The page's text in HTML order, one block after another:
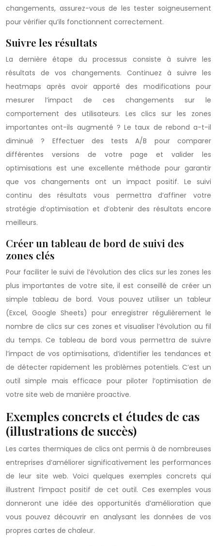
changements, assurez-vous de les tester soigneusement
pour vérifier qu’ils fonctionnent correctement.
Suivre les résultats
La dernière étape du processus consiste à suivre les
résultats de vos changements. Continuez à suivre les
heatmaps après avoir apporté des modifications pour
mesurer l’impact de ces changements sur le
comportement des utilisateurs. Les clics sur les zones
importantes ont-ils augmenté ? Le taux de rebond a-t-il
diminué ? Effectuer des tests A/B pour comparer
différentes versions de votre page et valider les
optimisations est une excellente méthode pour garantir
que vos changements ont un impact positif. Le suivi
continu des résultats vous permettra d’affiner votre
stratégie d’optimisation et d’obtenir des résultats encore
meilleurs.
Créer un tableau de bord de suivi des
zones clés
Pour faciliter le suivi de l’évolution des clics sur les zones les
plus importantes de votre site, il est conseillé de créer un
simple tableau de bord. Vous pouvez utiliser un tableur
(Excel, Google Sheets) pour enregistrer régulièrement le
nombre de clics sur ces zones et visualiser l’évolution au fil
du temps. Ce tableau de bord vous permettra de suivre
l’impact de vos optimisations, d’identifier les tendances et
de détecter rapidement les problèmes potentiels. C’est un
outil simple mais efficace pour piloter l’optimisation de
votre site web de manière proactive.
Exemples concrets et études de cas
(illustrations de succès)
Les cartes thermiques de clics ont permis à de nombreuses
entreprises d’améliorer significativement les performances
de leur site web. Voici quelques exemples concrets qui
illustrent l’impact positif de cet outil. Ces exemples vous
donneront une idée des opportunités d’amélioration que
vous pouvez découvrir en analysant les données de vos
propres cartes de chaleur.